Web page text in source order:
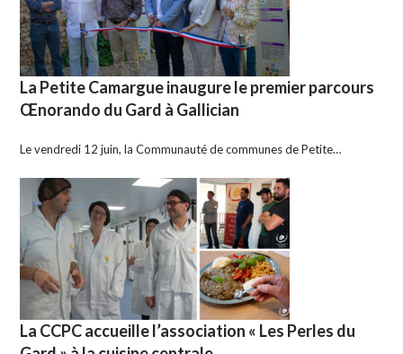
La Petite Camargue inaugure le premier parcours
Œnorando du Gard à Gallician
Le vendredi 12 juin, la Communauté de communes de Petite…
La CCPC accueille l’association « Les Perles du